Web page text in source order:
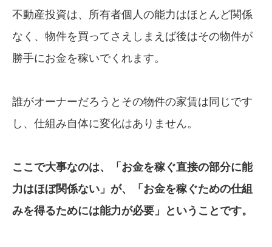
不動産投資は、所有者個人の能力はほとんど関係
なく、物件を買ってさえしまえば後はその物件が
勝手にお金を稼いでくれます。
誰がオーナーだろうとその物件の家賃は同じです
し、仕組み自体に変化はありません。
ここで大事なのは、「お金を稼ぐ直接の部分に能
力はほぼ関係ない」が、「お金を稼ぐための仕組
みを得るためには能力が必要」 ということ です。